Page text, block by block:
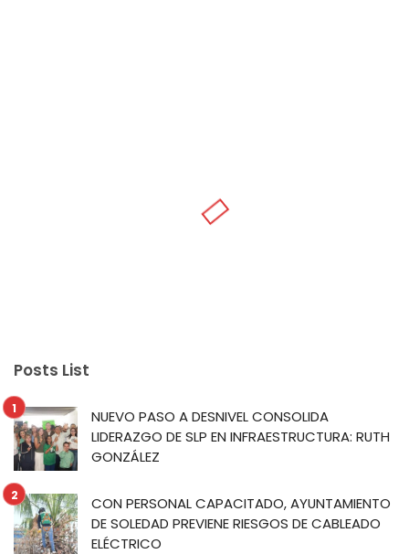
Posts List
NUEVO PASO A DESNIVEL CONSOLIDA
LIDERAZGO DE SLP EN INFRAESTRUCTURA: RUTH
GONZÁLEZ
CON PERSONAL CAPACITADO, AYUNTAMIENTO
DE SOLEDAD PREVIENE RIESGOS DE CABLEADO
ELÉCTRICO